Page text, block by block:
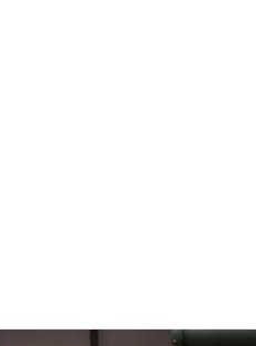
а Трамп
як бути Україні?